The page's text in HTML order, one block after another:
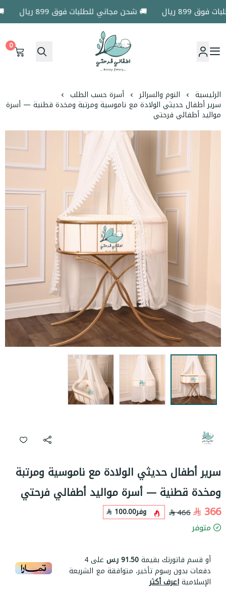
899 ريال 🚚 شحن مجاني للطلبات فوق 899 ريال
اطفالي فرحتي
0
الرئيسية النوم والسرائر أسرة حسب الطلب
سرير أطفال حديثي الولادة مع ناموسية ومرتبة ومخدة قطنية — أسرة
مواليد أطفالي فرحتي
سرير أطفال حديثي الولادة مع ناموسية ومرتبة
ومخدة قطنية — أسرة مواليد أطفالي فرحتي
366
466 وفر100.00
متوفر
أو قسم فاتورتك بقيمة91.50 ر.س على4
دفعات بدون رسوم تأخير، متوافقة مع الشريعة
الإسلاميةاعرف أكثر